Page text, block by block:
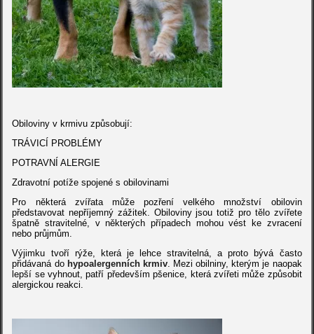
Obiloviny v krmivu způsobují:
TRÁVICÍ PROBLÉMY
POTRAVNÍ ALERGIE
Zdravotní potíže spojené s obilovinami
Pro některá zvířata může pozření velkého množství obilovin
představovat nepříjemný zážitek. Obiloviny jsou totiž pro tělo zvířete
špatně stravitelné, v některých případech mohou vést ke zvracení
nebo průjmům.
Výjimku tvoří rýže, která je lehce stravitelná, a proto bývá často
přidávaná do hypoalergenních krmiv. Mezi obilniny, kterým je naopak
lepší se vyhnout, patří předevšímpšenice, která zvířeti může způsobit
alergickou reakci.